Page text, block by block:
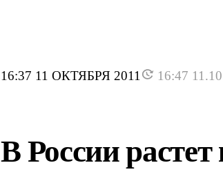
16:37 11 ОКТЯБРЯ 2011 16:47
В России